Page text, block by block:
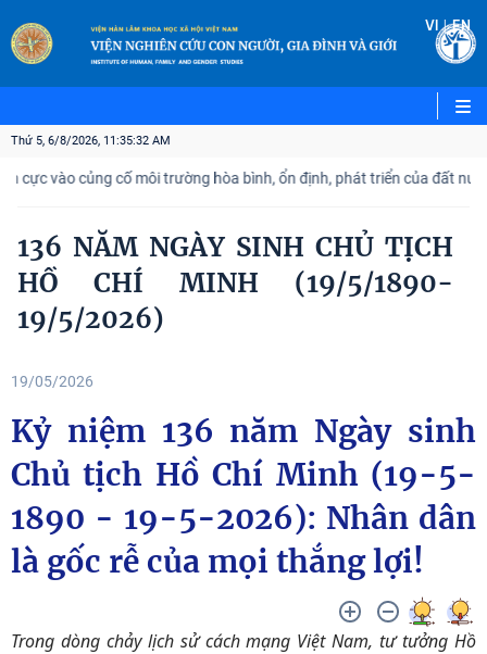
VI |EN
Thứ 5, 6/8/2026, 11:35:34 AM
củng cố môi trường hòa bình, ổn định, phát triển của đất nước
136 NĂM NGÀY SINH CHỦ TỊCH
HỒ CHÍ MINH (19/5/1890-
19/5/2026)
19/05/2026
Kỷ niệm 136 năm Ngày sinh
Chủ tịch Hồ Chí Minh (19-5-
1890 - 19-5-2026): Nhân dân
là gốc rễ của mọi thắng lợi!
Trong dòng chảy lịch sử cách mạng Việt Nam, tư tưởng Hồ